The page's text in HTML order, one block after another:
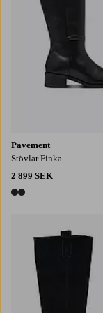
Pavement
Stövlar Finka
2 899 SEK
2 färger